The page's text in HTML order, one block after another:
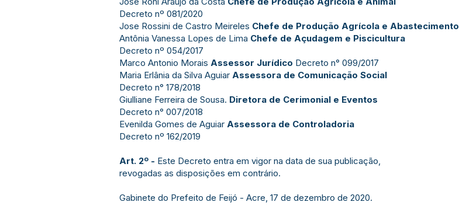
Decreto nº 081/2020
Jose Rossini de Castro Meireles Chefe de Produção Agrícola e Abastecimento
Antônia Vanessa Lopes de Lima Chefe de Açudagem e Piscicultura
Decreto nº 054/2017
Marco Antonio Morais Assessor Jurídico Decreto n° 099/2017
Maria Erlânia da Silva Aguiar Assessora de Comunicação Social
Decreto n° 178/2018
Giulliane Ferreira de Sousa. Diretora de Cerimonial e Eventos
Decreto n° 007/2018
Evenilda Gomes de Aguiar Assessora de Controladoria
Decreto nº 162/2019
Art. 2º - Este Decreto entra em vigor na data de sua publicação,
revogadas as disposições em contrário.
Gabinete do Prefeito de Feijó - Acre, 17 de dezembro de 2020.